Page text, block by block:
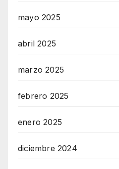
mayo 2025
abril 2025
marzo 2025
febrero 2025
enero 2025
diciembre 2024